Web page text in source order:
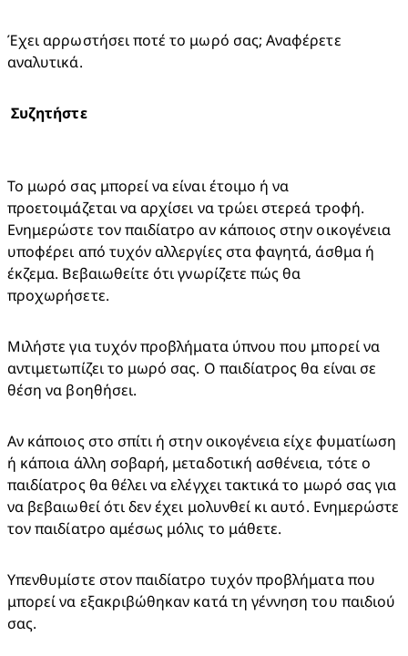
Έχει αρρωστήσει ποτέ το μωρό σας; Αναφέρετε
αναλυτικά.
Το μωρό σας μπορεί να είναι έτοιμο ή να
προετοιμάζεται να αρχίσει να τρώει στερεά τροφή.
Ενημερώστε τον παιδίατρο αν κάποιος στην οικογένεια
υποφέρει από τυχόν αλλεργίες στα φαγητά, άσθμα ή
έκζεμα. Βεβαιωθείτε ότι γνωρίζετε πώς θα
προχωρήσετε.
Μιλήστε για τυχόν προβλήματα ύπνου που μπορεί να
αντιμετωπίζει το μωρό σας. Ο παιδίατρος θα είναι σε
θέση να βοηθήσει.
Αν κάποιος στο σπίτι ή στην οικογένεια είχε φυματίωση
ή κάποια άλλη σοβαρή, μεταδοτική ασθένεια, τότε ο
παιδίατρος θα θέλει να ελέγχει τακτικά το μωρό σας για
να βεβαιωθεί ότι δεν έχει μολυνθεί κι αυτό. Ενημερώστε
τον παιδίατρο αμέσως μόλις το μάθετε.
Υπενθυμίστε στον παιδίατρο τυχόν προβλήματα που
μπορεί να εξακριβώθηκαν κατά τη γέννηση του παιδιού
σας.